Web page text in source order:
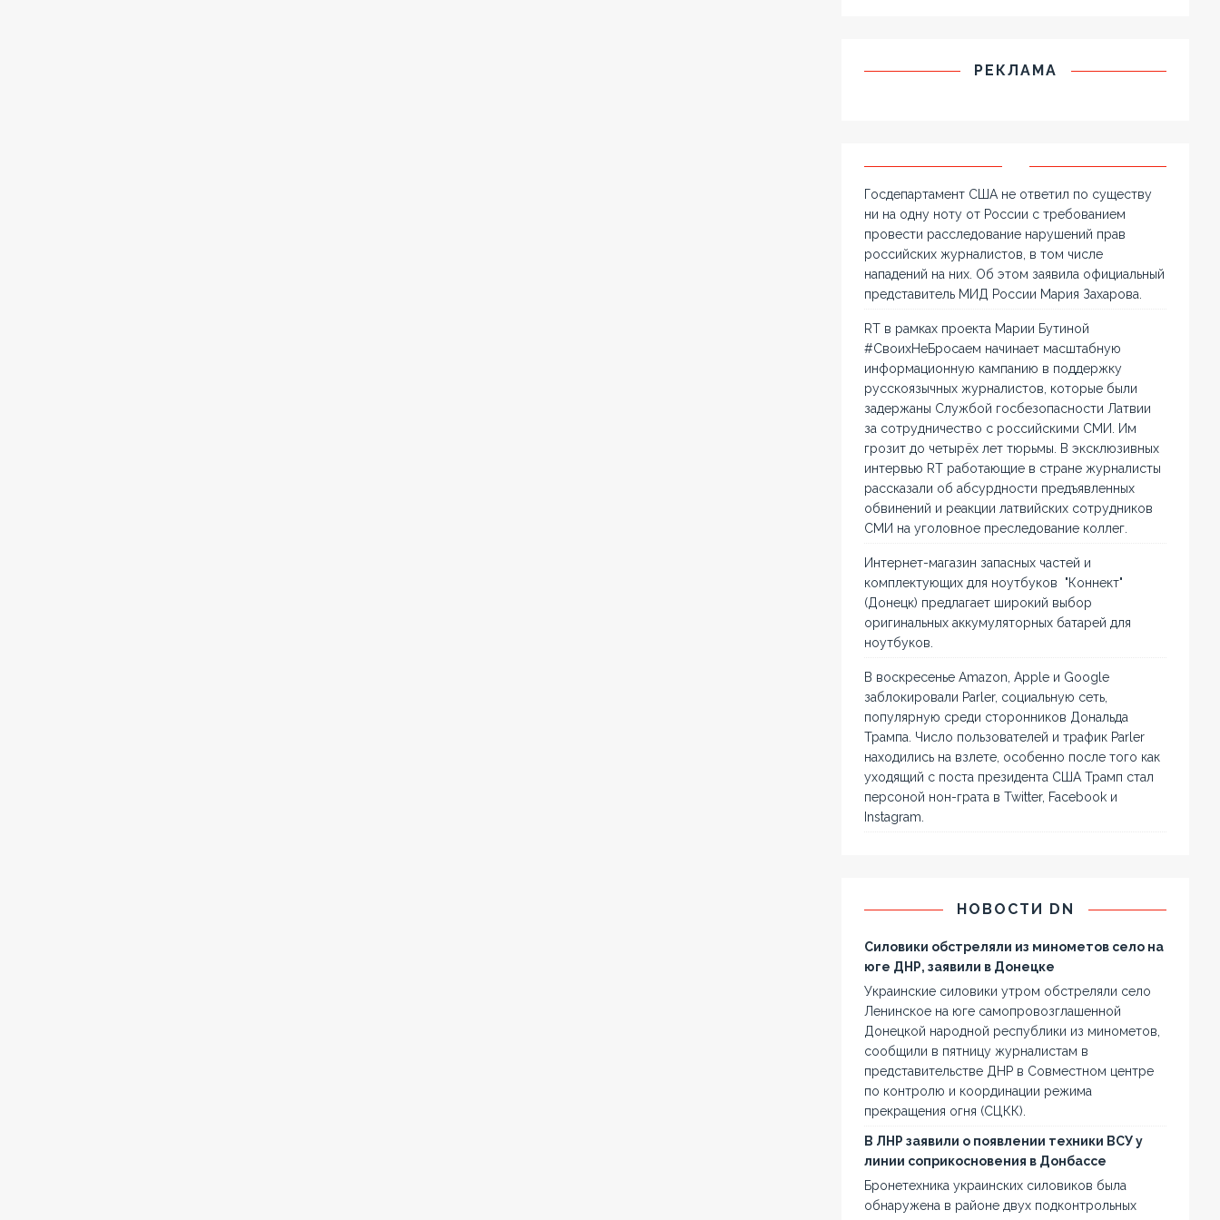
РЕКЛАМА
Госдепартамент США не ответил по существу
ни на одну ноту от России с требованием
провести расследование нарушений прав
российских журналистов, в том числе
нападений на них. Об этом заявила официальный
представитель МИД России Мария Захарова.
RT в рамках проекта Марии Бутиной
#СвоихНеБросаем начинает масштабную
информационную кампанию в поддержку
русскоязычных журналистов, которые были
задержаны Службой госбезопасности Латвии
за сотрудничество с российскими СМИ. Им
грозит до четырёх лет тюрьмы. В эксклюзивных
интервью RT работающие в стране журналисты
рассказали об абсурдности предъявленных
обвинений и реакции латвийских сотрудников
СМИ на уголовное преследование коллег.
Интернет-магазин запасных частей и
комплектующих для ноутбуков "Коннект"
(Донецк) предлагает широкий выбор
оригинальных аккумуляторных батарей для
ноутбуков.
В воскресенье Amazon, Apple и Google
заблокировали Parler, социальную сеть,
популярную среди сторонников Дональда
Трампа. Число пользователей и трафик Parler
находились на взлете, особенно после того как
уходящий с поста президента США Трамп стал
персоной нон-грата в Twitter, Facebook и
Instagram.
НОВОСТИ DN
Силовики обстреляли из минометов село на
юге ДНР, заявили в Донецке
Украинские силовики утром обстреляли село
Ленинское на юге самопровозглашенной
Донецкой народной республики из минометов,
сообщили в пятницу журналистам в
представительстве ДНР в Совместном центре
по контролю и координации режима
прекращения огня (СЦКК).
В ЛНР заявили о появлении техники ВСУ у
линии соприкосновения в Донбассе
Бронетехника украинских силовиков была
обнаружена в районе двух подконтрольных